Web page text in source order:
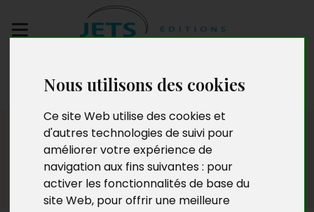
Nous utilisons des cookies
Ce site Web utilise des cookies et
d'autres technologies de suivi pour
améliorer votre expérience de
navigation aux fins suivantes : pour
activer les fonctionnalités de base du
site Web, pour offrir une meilleure
manuscrit
Presse